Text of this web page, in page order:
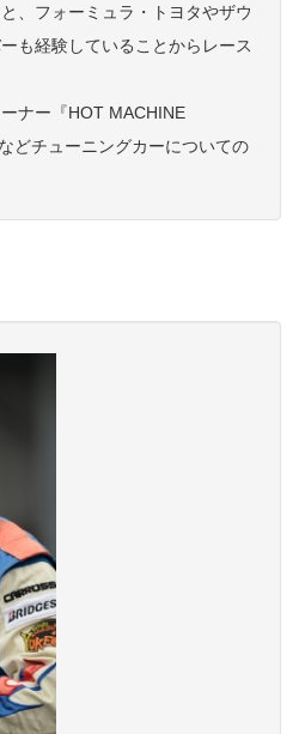
、フォーミュラ・トヨタやザウ
も経験していることからレース
ナー『HOT MACHINE
どチューニングカーについての